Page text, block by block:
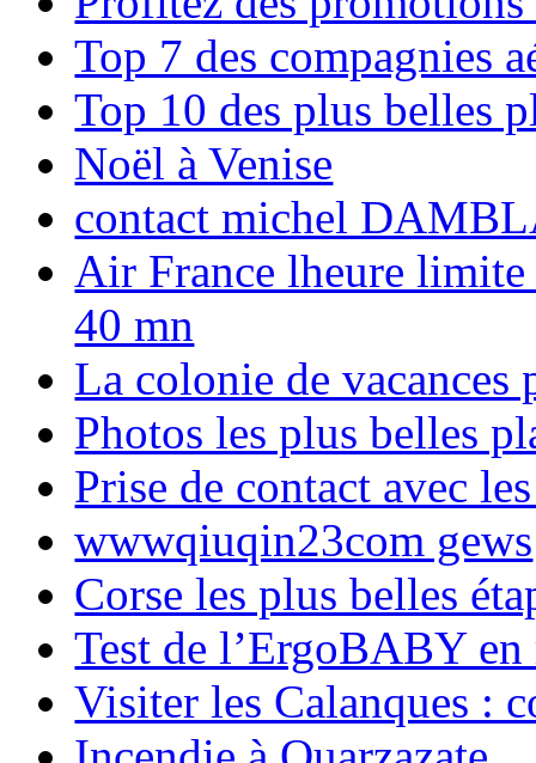
Top 7 des compagnies
Top 10 des plus belles
Noël à Venise
contact michel
Air France lheure limite
40 mn
La colonie de vacances
Photos les plus belles
Prise de contact avec
wwwqiuqin23com gews
Corse les plus belles
Test de l’ErgoBABY en
Visiter les Calanques :